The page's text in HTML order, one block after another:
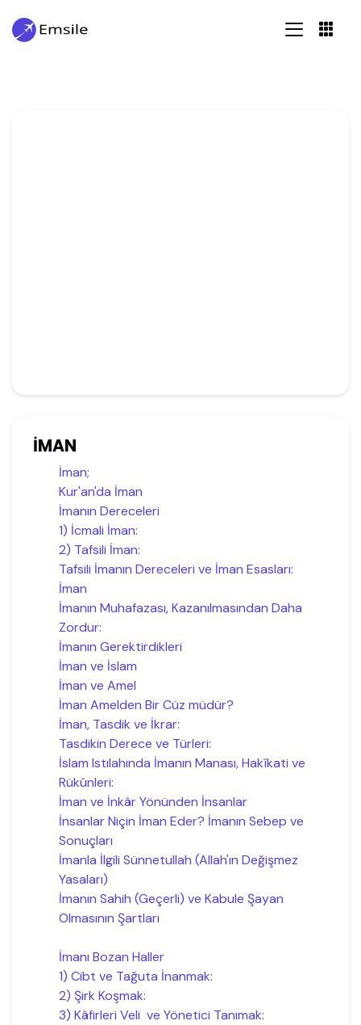
İMAN
İman;
Kur'an'da İman
İmanın Dereceleri
1) İcmali İman:
2) Tafsili İman:
Tafsili İmanın Dereceleri ve İman Esasları:
İman
İmanın Muhafazası, Kazanılmasından Daha
Zordur:
İmanın Gerektirdikleri
İman ve İslam
İman ve Amel
İman Amelden Bir Cüz müdür?
İman, Tasdik ve İkrar:
Tasdikin Derece ve Türleri:
İslam Istılahında İmanın Manası, Hakîkati ve
Rükûnleri:
İman ve İnkâr Yönünden İnsanlar
İnsanlar Niçin İman Eder? İmanın Sebep ve
Sonuçları
İmanla İlgili Sünnetullah (Allah'ın Değişmez
Yasaları)
İmanın Sahih (Geçerli) ve Kabule Şayan
Olmasının Şartları
İmanı Bozan Haller
1) Cibt ve Tağuta İnanmak:
2) Şirk Koşmak:
3) Kâfirleri Veli ve Yönetici Tanımak: